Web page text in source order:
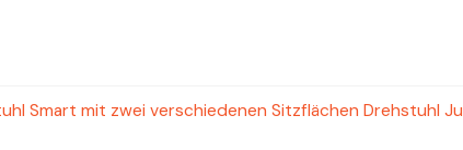
Smart mit zwei verschiedenen Sitzflächen Drehstuhl